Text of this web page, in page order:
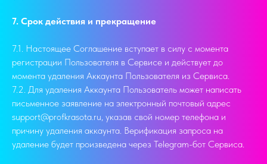
7. Срок действия и прекращение
7.1. Настоящее Соглашение вступает в силу с момента
регистрации Пользователя в Сервисе и действует до
момента удаления Аккаунта Пользователя из Сервиса.
7.2. Для удаления Аккаунта Пользователь может написать
письменное заявление на электронный почтовый адрес
support@profkrasota.ru, указав свой номер телефона и
причину удаления аккаунта. Верификация запроса на
удаление будет произведена через Telegram-бот Сервиса.